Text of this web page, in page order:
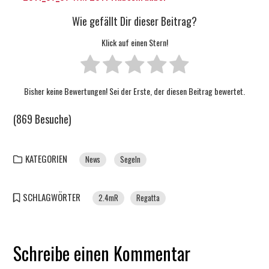
Wie gefällt Dir dieser Beitrag?
Klick auf einen Stern!
Bisher keine Bewertungen! Sei der Erste, der diesen Beitrag bewertet.
(869 Besuche)
KATEGORIEN News Segeln
SCHLAGWÖRTER 2.4mR Regatta
Schreibe einen Kommentar